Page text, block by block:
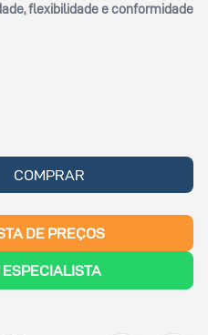
flexibilidade e conformidade
COMPRAR
DE PREÇOS